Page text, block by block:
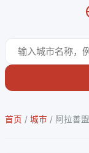
首页 / 城市 / 阿拉善